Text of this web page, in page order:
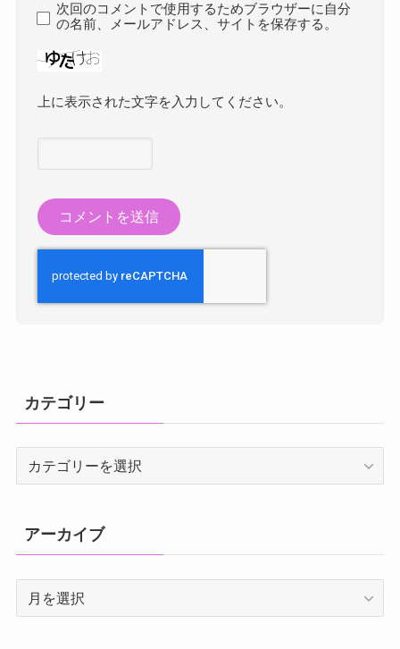
次回のコメントで使用するためブラウザーに自分
の名前、メールアドレス、サイトを保存する。
上に表示された文字を入力してください。
カテゴリー
ー
アーカイブ